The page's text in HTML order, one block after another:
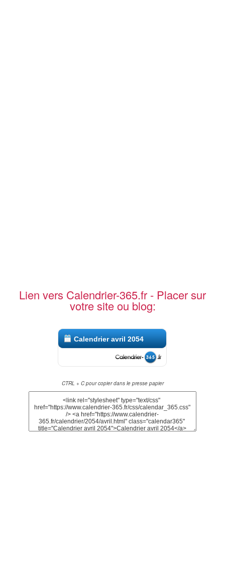
Lien vers Calendrier-365.fr - Placer sur
votre site ou blog:
Calendrier avril 2054
CTRL + C pour copier dans le presse papier